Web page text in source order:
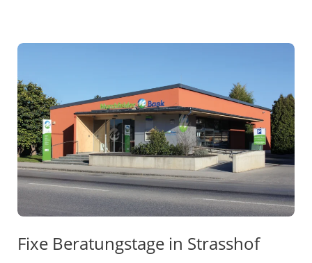
Fixe Beratungstage in Strasshof